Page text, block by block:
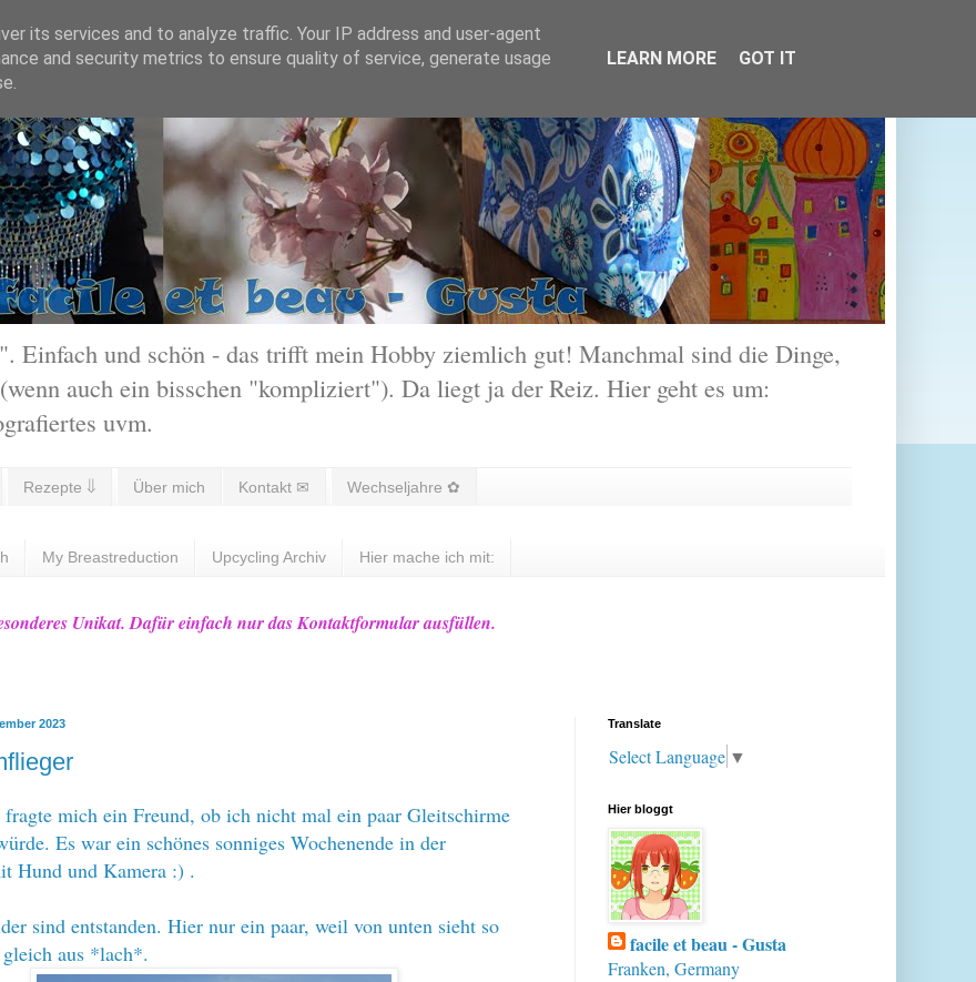
Einfach und schön - das trifft mein Hobby ziemlich gut! Manchmal sind die Dinge,
auch ein bisschen "kompliziert"). Da liegt ja der Reiz. Hier geht es um:
uvm.
Rezepte ⇓ Über mich Kontakt ✉ Wechseljahre ✿
My Breastreduction Upcycling Archiv Hier mache ich mit:
Unikat. Dafür einfach nur das Kontaktformular ausfüllen.
2023
fragte mich ein Freund, ob ich nicht mal ein paar Gleitschirme
Es war ein schönes sonniges Wochenende in der
Hund und Kamera :) .
sind entstanden. Hier nur ein paar, weil von unten sieht so
aus *lach*.
Translate
Select Language ▼
Hier bloggt
facile et beau - Gusta
Franken, Germany
its services and to analyze traffic. Your IP address and user-agent
and security metrics to ensure quality of service, generate usage
LEARN MORE GOT IT